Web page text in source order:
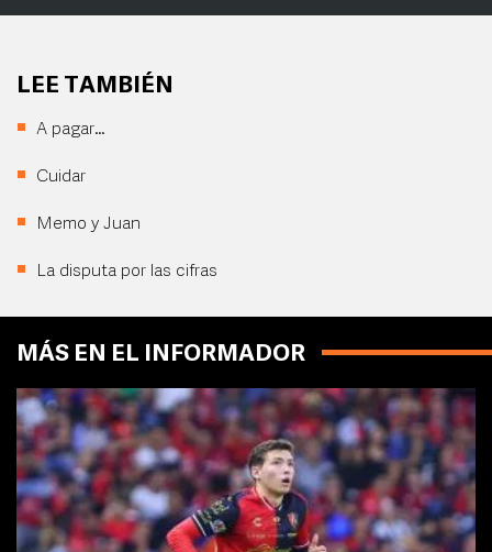
LEE TAMBIÉN
A pagar…
Cuidar
Memo y Juan
La disputa por las cifras
MÁS EN EL INFORMADOR